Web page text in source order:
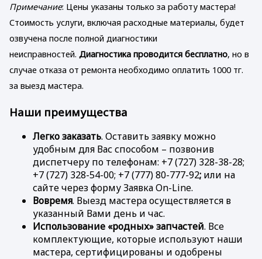
Примечание: Цены указаны только за работу мастера!
Стоимость услуги, включая расходные материалы, будет
озвучена после полной диагностики
неисправностей. Диагностика проводится бесплатно, но в
случае отказа от ремонта необходимо оплатить 1000 тг.
за выезд мастера.
Наши преимущества
Легко заказать. Оставить заявку можно
удобным для Вас способом – позвонив
диспетчеру по телефонам: +7 (727) 328-38-28;
+7 (727) 328-54-00; +7 (777) 80-777-92; или на
сайте через форму Заявка On-Line.
Вовремя. Выезд мастера осуществляется в
указанный Вами день и час.
Использование «родных» запчастей. Все
комплектующие, которые используют наши
мастера, сертифицированы и одобрены